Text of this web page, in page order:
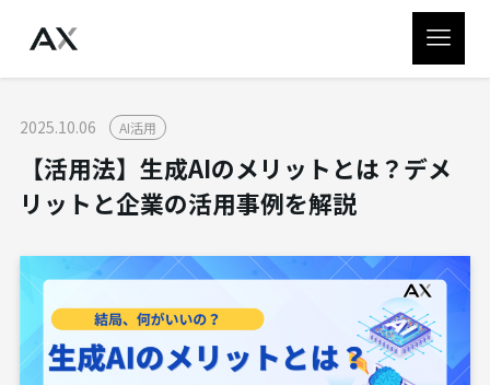
2025.10.06 AI活用
【活用法】生成AIのメリットとは？デメ
リットと企業の活用事例を解説